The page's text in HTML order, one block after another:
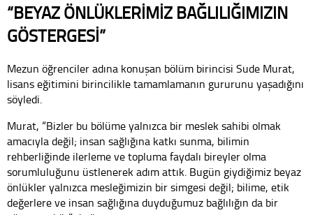
“BEYAZ ÖNLÜKLERİMİZ BAĞLILIĞIMIZIN
GÖSTERGESİ”
Mezun öğrenciler adına konuşan bölüm birincisi Sude Murat,
lisans eğitimini birincilikle tamamlamanın gururunu yaşadığını
söyledi.
Murat, “Bizler bu bölüme yalnızca bir meslek sahibi olmak
amacıyla değil; insan sağlığına katkı sunma, bilimin
rehberliğinde ilerleme ve topluma faydalı bireyler olma
sorumluluğunu üstlenerek adım attık. Bugün giydiğimiz beyaz
önlükler yalnızca mesleğimizin bir simgesi değil; bilime, etik
değerlere ve insan sağlığına duyduğumuz bağlılığın da bir